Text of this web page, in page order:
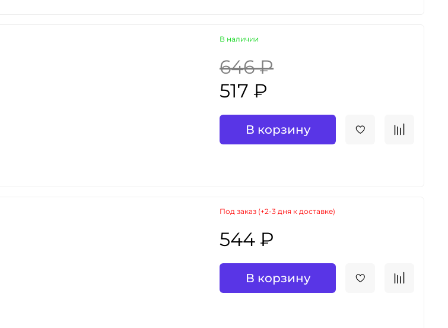
В наличии
646 ₽
517 ₽
В корзину
Под заказ (+2-3 дня к доставке)
544 ₽
В корзину